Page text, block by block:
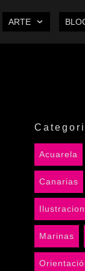
ARTE
Acuarela
Canarias
Marinas